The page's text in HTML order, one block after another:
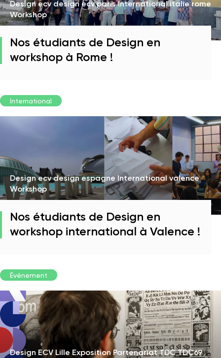
Design ecv design ecv paris International italie rome
Workshop
Nos étudiants de Design en
workshop à Rome !
International
Design ecv design espagne International valence
Workshop
Nos étudiants de Design en
workshop international à Valence !
Événement
Design ECV Lille Exposition Partenariat TDC TDC69